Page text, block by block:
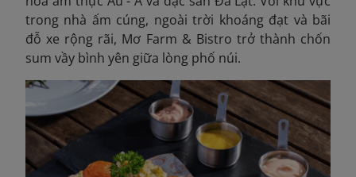
trong nhà ấm cúng, ngoài trời khoáng đạt và bãi
đỗ xe rộng rãi, Mơ Farm & Bistro trở thành chốn
sum vầy bình yên giữa lòng phố núi.